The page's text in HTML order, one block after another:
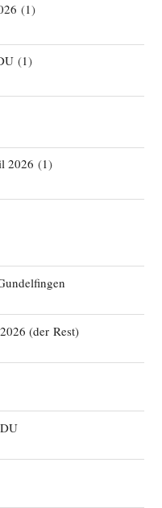
(1)
(1)
2026 (1)
(der Rest)